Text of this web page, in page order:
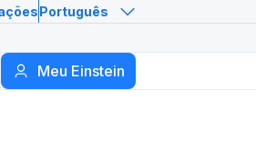
Português
Meu Einstein
Buscar